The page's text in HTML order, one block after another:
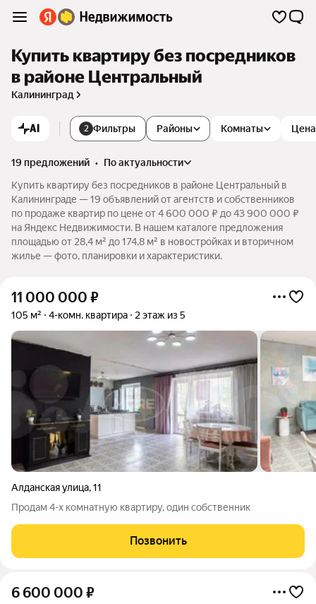
Купить квартиру без посредников
в районе Центральный
Калининград
AI 2 Фильтры Комнаты Цена
Районы
19 предложений •
по актуальности
Купить квартиру без посредников в районе Центральный в
Калининграде — 19 объявлений от агентств и собственников
по продаже квартир по цене от 4 600 000 ₽ до 43 900 000 ₽
на Яндекс Недвижимости. В нашем каталоге предложения
площадью от 28,4 м² до 174,8 м² в новостройках и вторичном
жилье — фото, планировки и характеристики.
11 000 000 ₽
105 м² 4-комн. квартира 2 этаж из 5
Алданская улица,11
Продам 4-х комнатную квартиру, один собственник
Позвонить
6 600 000 ₽